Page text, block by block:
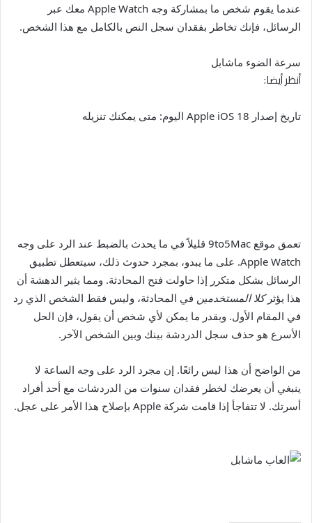
عندما يقوم شخص ما بمشاركة وجه Apple Watch معك عبر
الرسائل، فإنك تخاطر بفقدان سجل النص بالكامل مع هذا الشخص.
سرعة الضوء ماشابل
أنظر أيضا:
تاريخ إصدار Apple iOS 18 اليوم: متى يمكنك تنزيله
تعمق موقع 9to5Mac قليلاً في ما يحدث بالضبط عند الرد على وجه
Apple Watch. على ما يبدو، بمجرد حدوث ذلك، سيتعطل تطبيق
الرسائل بشكل متكرر إذا حاولت فتح المحادثة. ومما يثير الدهشة أن
هذا يؤثركلا المستخدمين في المحادثة، وليس فقط الشخص الذي رد
في المقام الأول. وبقدر ما يمكن لأي شخص أن يقول، فإن الحل
الأسرع هو حذف سجل الدردشة بينك وبين الشخص الآخر.
من الواضح أن هذا ليس رائعًا. إن مجرد الرد على وجه الساعة لا
ينبغي أن يعرضك لخطر فقدان سنوات من الدردشات مع أحد أفراد
أسرتك. لا تتفاجأ إذا قامت شركة Apple بإصلاح هذا الأمر على عجل.